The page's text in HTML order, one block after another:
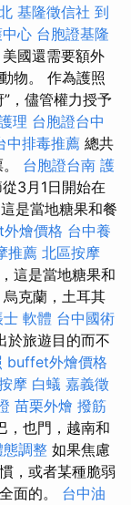
基隆徵信社 到
心 台胞證基隆
美國還需要額外
物。 作為護照
，儘管權力授予
理 台胞證台中
中排毒推薦 總共
台胞證台南 護
3月1日開始在
這是當地糖果和餐
燴價格 台中養
推薦 北區按摩
這是當地糖果和
克蘭，土耳其
士 軟體 台中國術
於旅遊目的而不
buffet外燴價格
摩 白蟻 嘉義徵
苗栗外燴 撥筋
，也門，越南和
調整 如果焦慮
，或者某種脆弱
面的。 台中油